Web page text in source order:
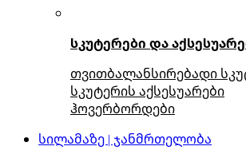
სკუტერები და
თვითბალანსირებადი
სკუტერის აქსესუარები
ჰოვერბორდები
სილამაზე | ჯანმრთელობა